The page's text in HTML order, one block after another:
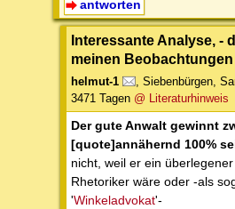
antworten
Interessante Analyse, -
meinen Beobachtungen
helmut-1 , Siebenbürgen,
3471 Tagen @ Literaturhinweis
Der gute Anwalt gewinnt
[quote]annähernd 100%
nicht, weil er ein überlegener
Rhetoriker wäre oder -als
'Winkeladvokat'-